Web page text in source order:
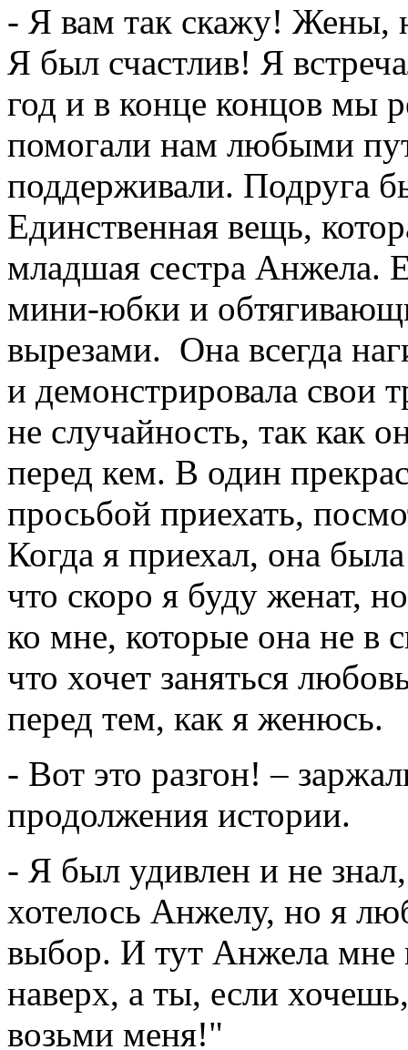
- Я вам так скажу! Жены,
Я был счастлив! Я
год и в конце концов мы
помогали нам любыми
поддерживали. Подруга
Единственная вещь,
младшая сестра Анжела.
мини-юбки и
вырезами. Она всегда
и демонстрировала свои
не случайность, так как
перед кем. В один
просьбой приехать,
Когда я приехал, она
что скоро я буду женат,
ко мне, которые она не в
что хочет заняться
перед тем, как я женюсь.
- Вот это разгон! –
продолжения истории.
- Я был удивлен и не
хотелось Анжелу, но я
выбор. И тут Анжела
наверх, а ты, если
возьми меня!"